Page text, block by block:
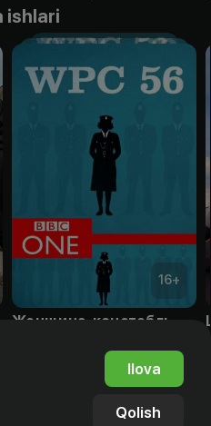
ishlari
16+
Женщина-констебль
Ilova
Qolish